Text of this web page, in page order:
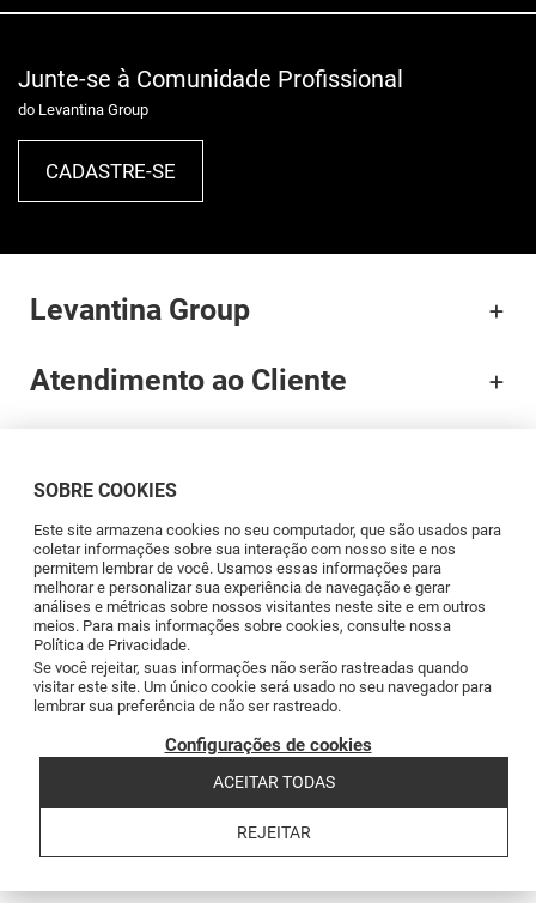
Junte-se à Comunidade Profissional
do Levantina Group
CADASTRE-SE
SOBRE COOKIES
Este site armazena cookies no seu computador, que são usados para
coletar informações sobre sua interação com nosso site e nos
permitem lembrar de você. Usamos essas informações para
melhorar e personalizar sua experiência de navegação e gerar
análises e métricas sobre nossos visitantes neste site e em outros
meios. Para mais informações sobre cookies, consulte nossa
Política de Privacidade.
Se você rejeitar, suas informações não serão rastreadas quando
visitar este site. Um único cookie será usado no seu navegador para
lembrar sua preferência de não ser rastreado.
Configurações de cookies
ACEITAR TODAS
REJEITAR
Levantina Group
Atendimento ao Cliente
Brands
Profissionais
Blog
Siga-nos
Copyright © 2026 Levantina y Asociados de Minerales, S.A.